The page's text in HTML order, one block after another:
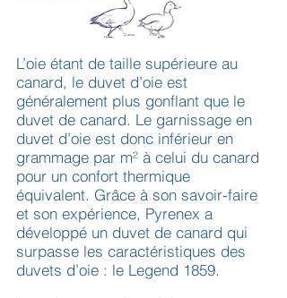
L’oie étant de taille supérieure au
canard, le duvet d’oie est
généralement plus gonflant que le
duvet de canard. Le garnissage en
duvet d’oie est donc inférieur en
grammage par m² à celui du canard
pour un confort thermique
équivalent. Grâce à son savoir-faire
et son expérience, Pyrenex a
développé un duvet de canard qui
surpasse les caractéristiques des
duvets d’oie : le Legend 1859.